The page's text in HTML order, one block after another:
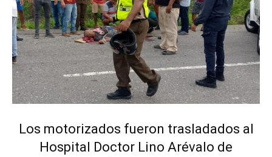
Los motorizados fueron trasladados al
Hospital Doctor Lino Arévalo de